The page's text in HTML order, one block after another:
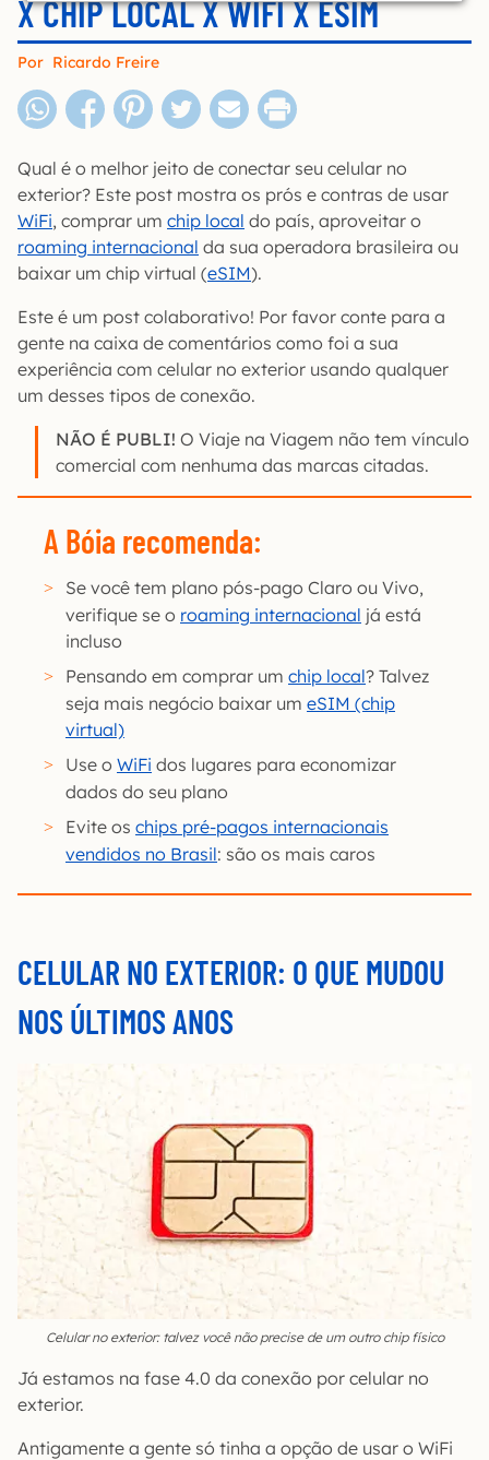
X CHIP LOCAL X WIFI X ESIM
Por Ricardo Freire
Qual é o melhor jeito de conectar seu celular no
exterior? Este post mostra os prós e contras de usar
WiFi, comprar um chip local do país, aproveitar o
roaming internacional da sua operadora brasileira ou
baixar um chip virtual (eSIM).
Este é um post colaborativo! Por favor conte para a
gente na caixa de comentários como foi a sua
experiência com celular no exterior usando qualquer
um desses tipos de conexão.
NÃO É PUBLI! O Viaje na Viagem não tem vínculo
comercial com nenhuma das marcas citadas.
A Bóia recomenda:
Se você tem plano pós-pago Claro ou Vivo,
verifique se o roaming internacional já está
incluso
Pensando em comprar um chip local? Talvez
seja mais negócio baixar um eSIM (chip
virtual)
Use o WiFi dos lugares para economizar
dados do seu plano
Evite os chips pré-pagos internacionais
vendidos no Brasil: são os mais caros
CELULAR NO EXTERIOR: O QUE MUDOU
NOS ÚLTIMOS ANOS
Celular no exterior: talvez você não precise de um outro chip físico
Já estamos na fase 4.0 da conexão por celular no
exterior.
Antigamente a gente só tinha a opção de usar o WiFi